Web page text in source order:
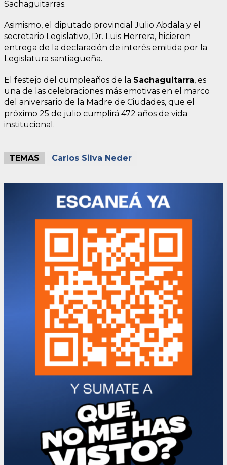
Sachaguitarras.
Asimismo, el diputado provincial Julio Abdala y el
secretario Legislativo, Dr. Luis Herrera, hicieron
entrega de la declaración de interés emitida por la
Legislatura santiagueña.
El festejo del cumpleaños de la Sachaguitarra, es
una de las celebraciones más emotivas en el marco
del aniversario de la Madre de Ciudades, que el
próximo 25 de julio cumplirá 472 años de vida
institucional.
TEMAS Carlos Silva Neder